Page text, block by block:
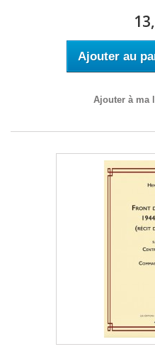
Ajouter au
Ajouter à ma